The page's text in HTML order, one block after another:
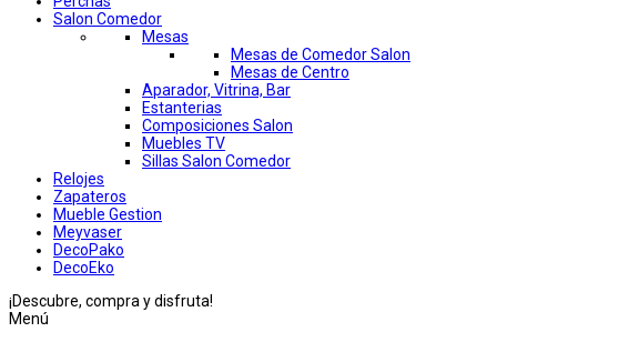
Salon Comedor
Mesas
Mesas de Comedor Salon
Mesas de Centro
Aparador, Vitrina, Bar
Estanterias
Composiciones Salon
Muebles TV
Sillas Salon Comedor
Relojes
Zapateros
Mueble Gestion
Meyvaser
DecoPako
DecoEko
¡Descubre, compra y disfruta!
Menú